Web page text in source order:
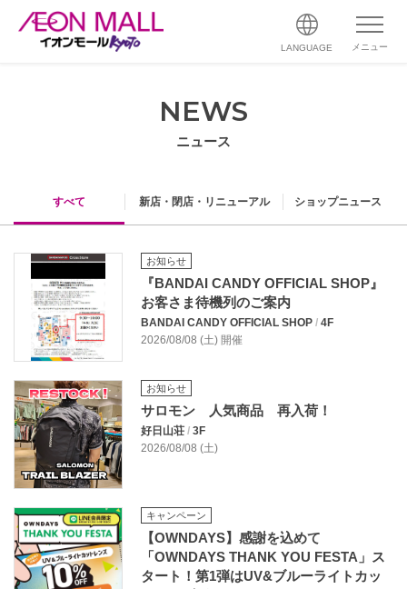
LANGUAGE メニュー
NEWS
ニュース
すべて 新店・閉店・リニューアル ショップニュース
お知らせ
『BANDAI CANDY OFFICIAL SHOP』
お客さま待機列のご案内
BANDAI CANDY OFFICIAL SHOP / 4F
2026/08/08 (土) 開催
お知らせ
サロモン 人気商品 再入荷！
好日山荘 / 3F
2026/08/08 (土)
キャンペーン
【OWNDAYS】感謝を込めて
「OWNDAYS THANK YOU FESTA」ス
タート！第1弾はUV&ブルーライトカッ